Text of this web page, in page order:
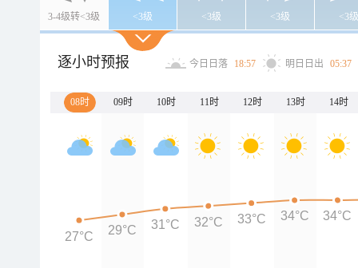
3-4级转<3级 <3级 <3级 <3级 <3级
逐小时预报 今日日落 18:57 明日日出 05:37
08时 09时 10时 11时 12时 13时 14时
27°C 29°C 31°C 32°C 33°C 34°C 34°C